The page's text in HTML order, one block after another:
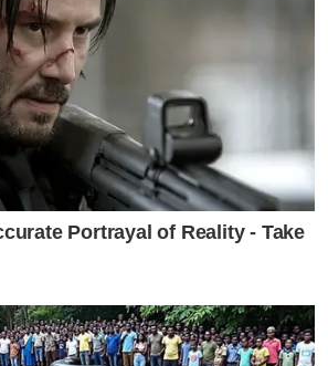
Portrayal of Reality - Take